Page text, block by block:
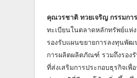
คุณวรชาติ ทวยเจริญ กรรมกา
ทะเบียนในตลาดหลักทรัพย์แห่
รองรับแผนขยายการลงทุนพั
การผลิตผลิตภัณฑ์ รวมถึงรอง
ที่ส่งเสริมการประกอบธุรกิจเ